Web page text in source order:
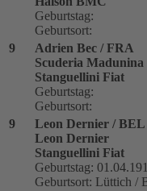
Geburtstag:
Geburtsort:
9
Adrien Bec / FRA
Scuderia Madunina
Stanguellini Fiat
Geburtstag:
Geburtsort:
9
Leon Dernier / BEL
Leon Dernier
Stanguellini Fiat
Geburtstag:
Geburtsort: Lüttich /